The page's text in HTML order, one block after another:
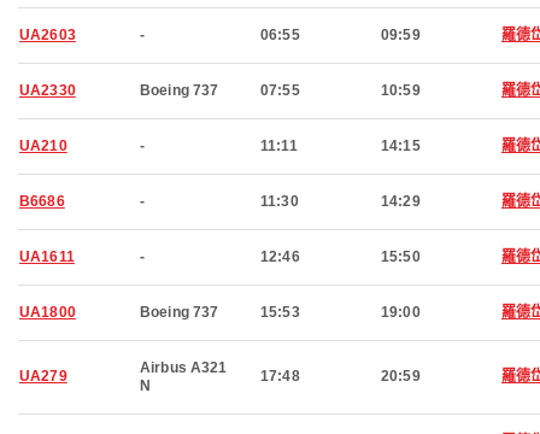
UA2603 - 06:55 09:59 羅德
UA2330 Boeing 737 07:55 10:59 羅德
UA210 - 11:11 14:15 羅德
B6686 - 11:30 14:29 羅德
UA1611 - 12:46 15:50 羅德
UA1800 Boeing 737 15:53 19:00 羅德
UA279
Airbus A321
N
17:48 20:59 羅德